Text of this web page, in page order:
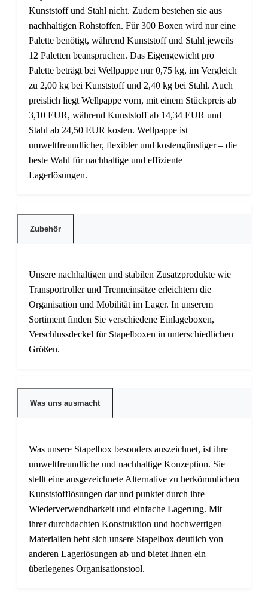
Kunststoff und Stahl nicht. Zudem bestehen sie aus
nachhaltigen Rohstoffen. Für 300 Boxen wird nur eine
Palette benötigt, während Kunststoff und Stahl jeweils
12 Paletten beanspruchen. Das Eigengewicht pro
Palette beträgt bei Wellpappe nur 0,75 kg, im Vergleich
zu 2,00 kg bei Kunststoff und 2,40 kg bei Stahl. Auch
preislich liegt Wellpappe vorn, mit einem Stückpreis ab
3,10 EUR, während Kunststoff ab 14,34 EUR und
Stahl ab 24,50 EUR kosten. Wellpappe ist
umweltfreundlicher, flexibler und kostengünstiger – die
beste Wahl für nachhaltige und effiziente
Lagerlösungen.
Zubehör
Unsere nachhaltigen und stabilen Zusatzprodukte wie
Transportroller und Trenneinsätze erleichtern die
Organisation und Mobilität im Lager. In unserem
Sortiment finden Sie verschiedene Einlageboxen,
Verschlussdeckel für Stapelboxen in unterschiedlichen
Größen.
Was uns ausmacht
Was unsere Stapelbox besonders auszeichnet, ist ihre
umweltfreundliche und nachhaltige Konzeption. Sie
stellt eine ausgezeichnete Alternative zu herkömmlichen
Kunststofflösungen dar und punktet durch ihre
Wiederverwendbarkeit und einfache Lagerung. Mit
ihrer durchdachten Konstruktion und hochwertigen
Materialien hebt sich unsere Stapelbox deutlich von
anderen Lagerlösungen ab und bietet Ihnen ein
überlegenes Organisationstool.